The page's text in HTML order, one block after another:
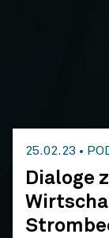
25.02.23 •
Dialoge